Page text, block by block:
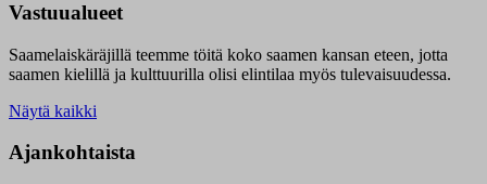
Vastuualueet
Saamelaiskäräjillä teemme töitä koko saamen kansan eteen, jotta
saamen kielillä ja kulttuurilla olisi elintilaa myös tulevaisuudessa.
Näytä kaikki
Ajankohtaista